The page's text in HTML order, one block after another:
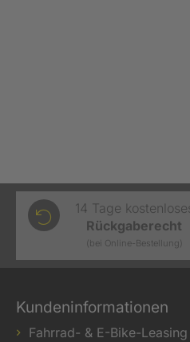
14 Tage
Rückgaberecht
(bei Online-Bestellung)
Kundeninformationen
Fahrrad- & E-Bike-Leasing